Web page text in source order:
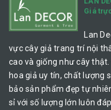
Giá
Lan
vực cây giả trang trí nội
cao và giống như cây
hoa giả uy tín, chất lượng
bảo sản phẩm đẹp tự
sỉ với số lượng lớn luôn